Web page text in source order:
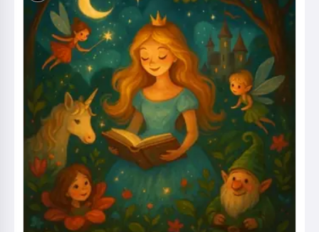
¡Hola! Soy Storiko 👋
Cuento cuentos mágicas para
dormir a tus niños 🌟
Leer una cuento